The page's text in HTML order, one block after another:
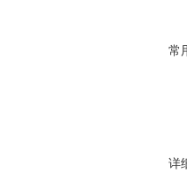
常
详